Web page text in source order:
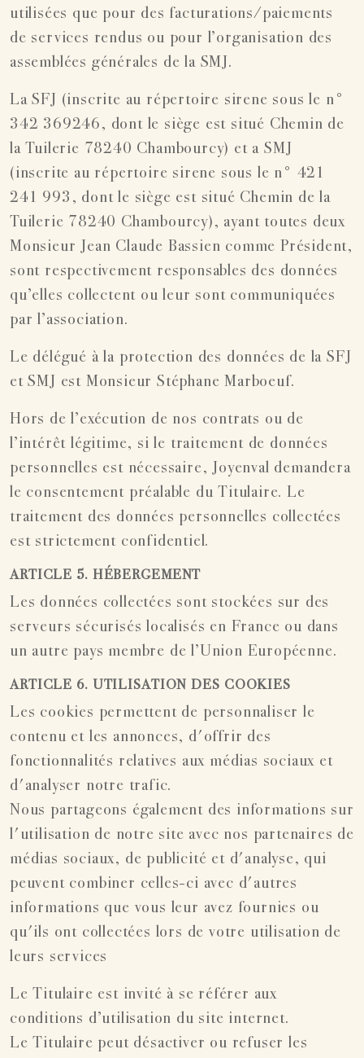
utilisées que pour des facturations/paiements
de services rendus ou pour l’organisation des
assemblées générales de la SMJ.
La SFJ (inscrite au répertoire sirene sous le n°
342 369246, dont le siège est situé Chemin de
la Tuilerie 78240 Chambourcy) et a SMJ
(inscrite au répertoire sirene sous le n° 421
241 993, dont le siège est situé Chemin de la
Tuilerie 78240 Chambourcy), ayant toutes deux
Monsieur Jean Claude Bassien comme Président,
sont respectivement responsables des données
qu’elles collectent ou leur sont communiquées
par l’association.
Le délégué à la protection des données de la SFJ
et SMJ est Monsieur Stéphane Marboeuf.
Hors de l’exécution de nos contrats ou de
l’intérêt légitime, si le traitement de données
personnelles est nécessaire, Joyenval demandera
le consentement préalable du Titulaire. Le
traitement des données personnelles collectées
est strictement confidentiel.
ARTICLE 5. HÉBERGEMENT
Les données collectées sont stockées sur des
serveurs sécurisés localisés en France ou dans
un autre pays membre de l’Union Européenne.
ARTICLE 6. UTILISATION DES COOKIES
Les cookies permettent de personnaliser le
contenu et les annonces, d'offrir des
fonctionnalités relatives aux médias sociaux et
d'analyser notre trafic.
Nous partageons également des informations sur
l'utilisation de notre site avec nos partenaires de
médias sociaux, de publicité et d'analyse, qui
peuvent combiner celles-ci avec d'autres
informations que vous leur avez fournies ou
qu'ils ont collectées lors de votre utilisation de
leurs services
Le Titulaire est invité à se référer aux
conditions d’utilisation du site internet.
Le Titulaire peut désactiver ou refuser les